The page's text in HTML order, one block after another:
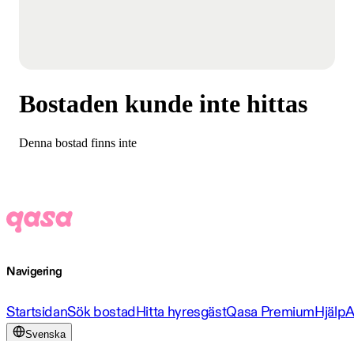
Bostaden kunde inte hittas
Denna bostad finns inte
Navigering
StartsidanSök bostadHitta hyresgästQasa PremiumHjälp
Svenska